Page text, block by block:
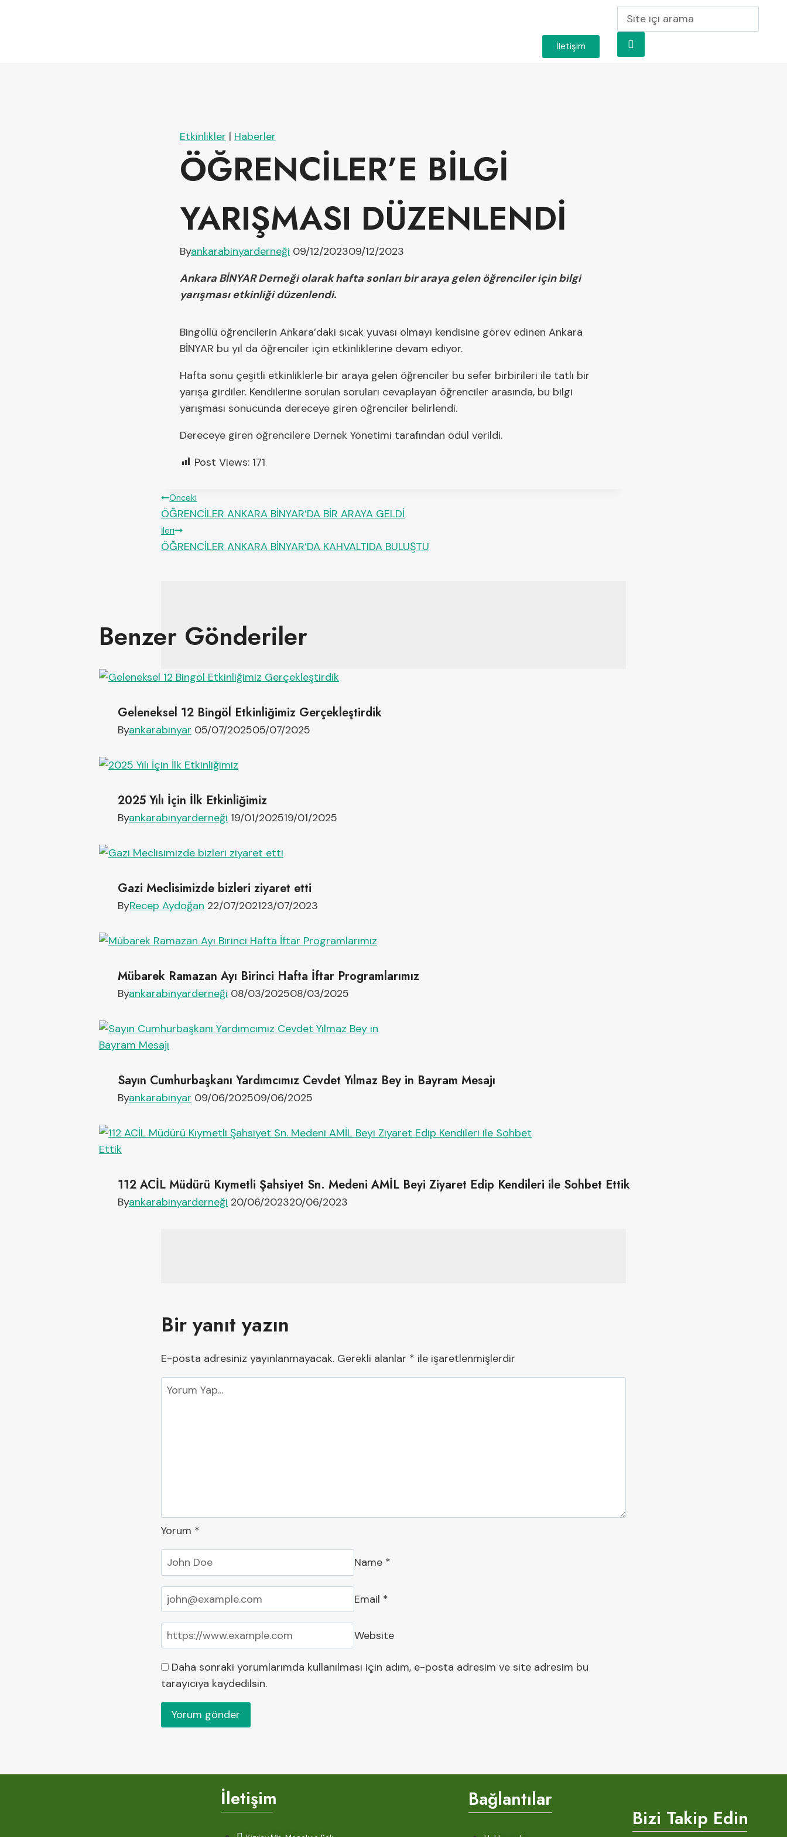
İletişim
Etkinlikler | Haberler
ÖĞRENCİLER’E BİLGİ
YARIŞMASI DÜZENLENDİ
Byankarabinyarderneği 09/12/202309/12/2023
Ankara BİNYAR Derneği olarak hafta sonları bir araya gelen öğrenciler için bilgi
yarışması etkinliği düzenlendi.
Bingöllü öğrencilerin Ankara’daki sıcak yuvası olmayı kendisine görev edinen Ankara
BİNYAR bu yıl da öğrenciler için etkinliklerine devam ediyor.
Hafta sonu çeşitli etkinliklerle bir araya gelen öğrenciler bu sefer birbirileri ile tatlı bir
yarışa girdiler. Kendilerine sorulan soruları cevaplayan öğrenciler arasında, bu bilgi
yarışması sonucunda dereceye giren öğrenciler belirlendi.
Dereceye giren öğrencilere Dernek Yönetimi tarafından ödül verildi.
Post Views: 171
Önceki
ÖĞRENCİLER ANKARA BİNYAR’DA BİR ARAYA GELDİ
İleri
ÖĞRENCİLER ANKARA BİNYAR’DA KAHVALTIDA BULUŞTU
Benzer Gönderiler
Geleneksel 12 Bingöl Etkinliğimiz Gerçekleştirdik
Byankarabinyar 05/07/202505/07/2025
2025 Yılı İçin İlk Etkinliğimiz
Byankarabinyarderneği 19/01/202519/01/2025
Gazi Meclisimizde bizleri ziyaret etti
ByRecep Aydoğan 22/07/202123/07/2023
Mübarek Ramazan Ayı Birinci Hafta İftar Programlarımız
Byankarabinyarderneği 08/03/202508/03/2025
Sayın Cumhurbaşkanı Yardımcımız Cevdet Yılmaz Bey in Bayram Mesajı
Byankarabinyar 09/06/202509/06/2025
112 ACİL Müdürü Kıymetli Şahsiyet Sn. Medeni AMİL Beyi Ziyaret Edip Kendileri ile Sohbet Ettik
Byankarabinyarderneği 20/06/202320/06/2023
Bir yanıt yazın
E-posta adresiniz yayınlanmayacak. Gerekli alanlar * ile işaretlenmişlerdir
Yorum *
Name *
Email *
Website
Daha sonraki yorumlarımda kullanılması için adım, e-posta adresim ve site adresim bu
tarayıcıya kaydedilsin.
İletişim Bağlantılar
Bizi Takip Edin